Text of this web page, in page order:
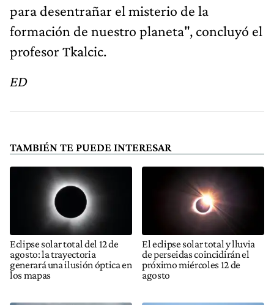
para desentrañar el misterio de la
formación de nuestro planeta", concluyó el
profesor Tkalcic.
ED
TAMBIÉN TE PUEDE INTERESAR
Eclipse solar total del 12 de
agosto: la trayectoria
generará una ilusión óptica en
los mapas
El eclipse solar total y lluvia
de perseidas coincidirán el
próximo miércoles 12 de
agosto